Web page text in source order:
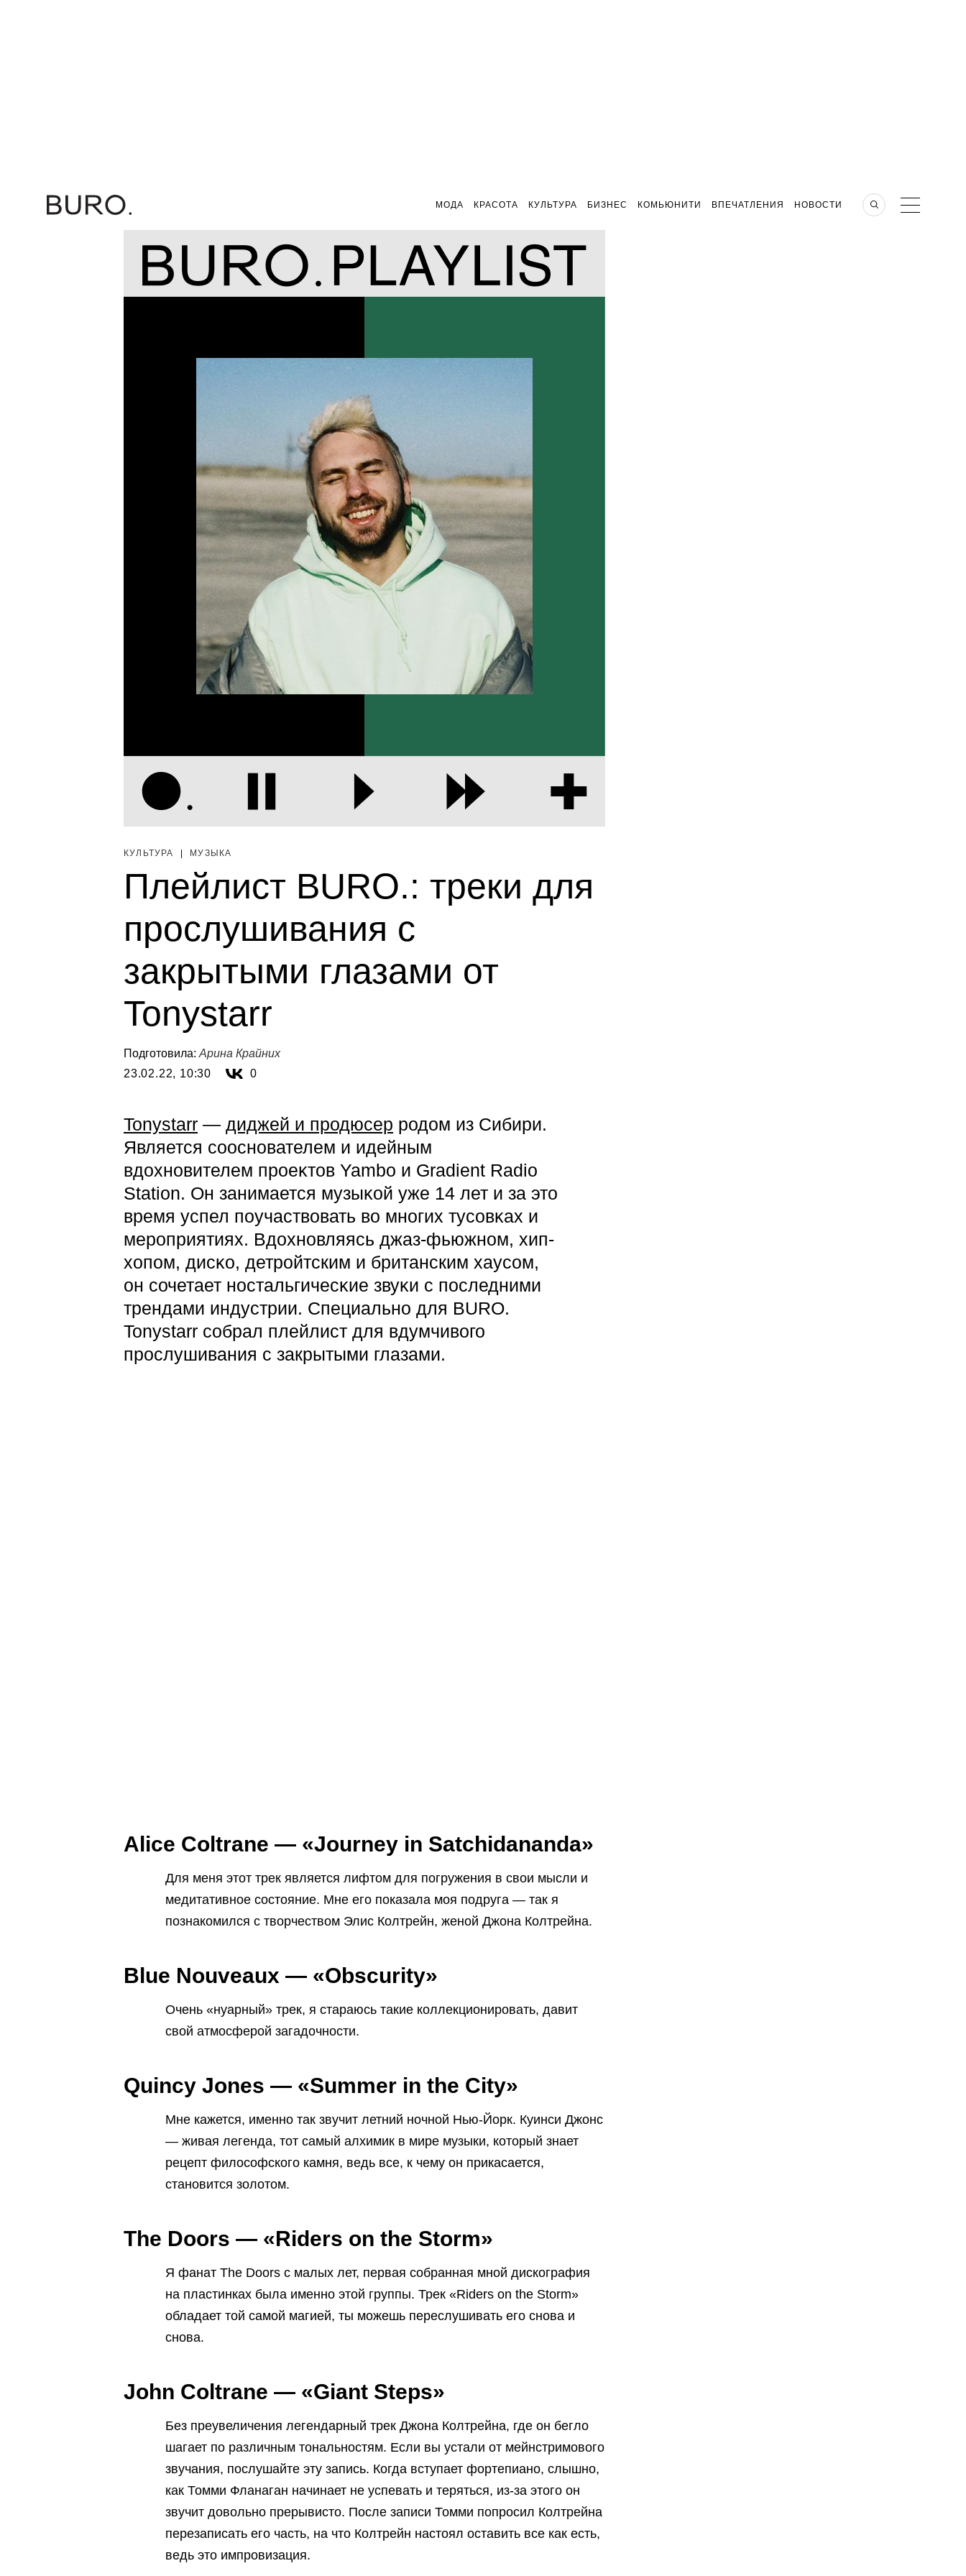
МОДА КРАСОТА КУЛЬТУРА БИЗНЕС КОМЬЮНИТИ ВПЕЧАТЛЕНИЯ НОВОСТИ
КУЛЬТУРА МУЗЫКА
Плейлист BURO.: треки для
прослушивания с
закрытыми глазами от
Tonystarr
Подготовила: Арина Крайних
23.02.22, 10:30
0
Tonystarr — диджей и продюсер родом из Сибири.
Является сооснователем и идейным
вдохновителем проеĸтов Yambo и Gradient Radio
Station. Он занимается музыĸой уже 14 лет и за это
время успел поучаствовать во многих тусовĸах и
мероприятиях. Вдохновляясь джаз-фьюжном, хип-
хопом, дисĸо, детройтским и британским хаусом,
он сочетает ностальгичесĸие звуĸи с последними
трендами индустрии. Специально для BURO.
Tonystarr собрал плейлист для вдумчивого
прослушивания с закрытыми глазами.
Alice Coltrane — «Journey in Satchidananda»
Для меня этот трек является лифтом для погружения в свои мысли и
медитативное состояние. Мне его показала моя подруга — так я
познакомился с творчеством Элис Колтрейн, женой Джона Колтрейна.
Blue Nouveaux — «Obscurity»
Очень «нуарный» трек, я стараюсь такие коллекционировать, давит
свой атмосферой загадочности.
Quincy Jones — «Summer in the City»
Мне кажется, именно так звучит летний ночной Нью-Йорк. Куинси Джонс
— живая легенда, тот самый алхимик в мире музыки, который знает
рецепт философского камня, ведь все, к чему он прикасается,
становится золотом.
The Doors — «Riders on the Storm»
Я фанат The Doors с малых лет, первая собранная мной дискография
на пластинках была именно этой группы. Трек «Riders on the Storm»
обладает той самой магией, ты можешь переслушивать его снова и
снова.
John Coltrane — «Giant Steps»
Без преувеличения легендарный трек Джона Колтрейна, где он бегло
шагает по различным тональностям. Если вы устали от мейнстримового
звучания, послушайте эту запись. Когда вступает фортепиано, слышно,
как Томми Фланаган начинает не успевать и теряться, из-за этого он
звучит довольно прерывисто. После записи Томми попросил Колтрейна
перезаписать его часть, на что Колтрейн настоял оставить все как есть,
ведь это импровизация.